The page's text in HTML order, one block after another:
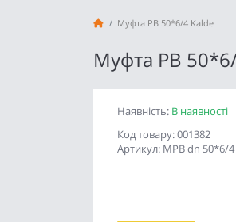
Муфта РВ 50*6/4 Kalde
Муфта РВ
Наявність: В наявності
Код товару: 001382
Артикул: МРВ dn 50*6/4